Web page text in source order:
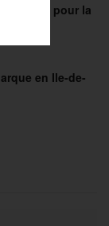
pour la
en Ile-de-